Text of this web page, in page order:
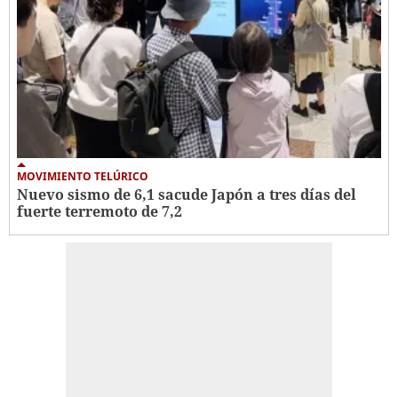
MOVIMIENTO TELÚRICO
Nuevo sismo de 6,1 sacude Japón a tres días del
fuerte terremoto de 7,2